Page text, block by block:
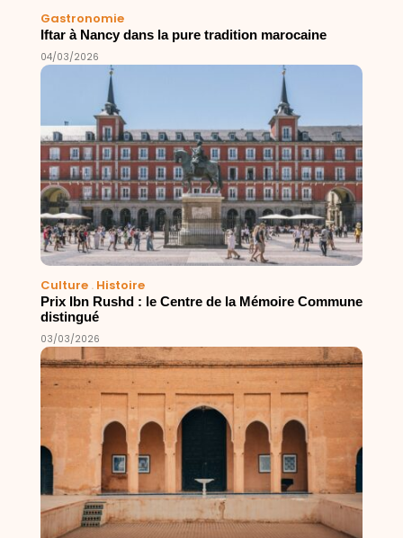
Gastronomie
Iftar à Nancy dans la pure tradition marocaine
04/03/2026
Culture. Histoire
Prix Ibn Rushd : le Centre de la Mémoire Commune
distingué
03/03/2026